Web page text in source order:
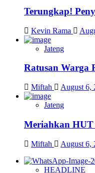
Terungkap!
Kevin Rama
Jateng
Ratusan Warga
Miftah August 6,
Jateng
Meriahkan HUT
Miftah August 6,
HEADLINE